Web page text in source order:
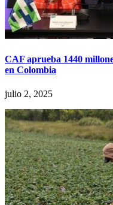
CAF aprueba 1440
en Colombia
julio 2, 2025